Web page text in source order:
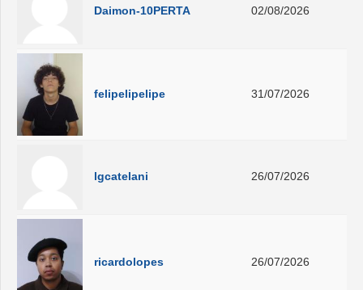
Daimon-10PERTA 02/08/2026
felipelipelipe 31/07/2026
lgcatelani 26/07/2026
ricardolopes 26/07/2026